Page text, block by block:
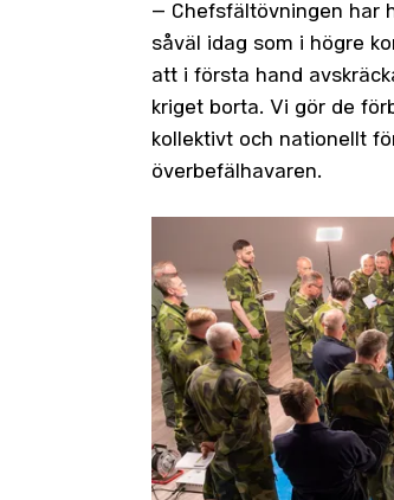
– Chefsfältövningen har
såväl idag som i högre
att i första hand
kriget borta. Vi gör de
kollektivt och nationellt
överbefälhavaren.